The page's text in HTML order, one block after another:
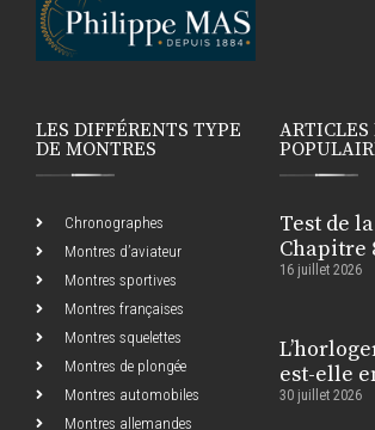
LES DIFFÉRENTS TYPE
DE MONTRES
Chronographes
Montres d’aviateur
Montres sportives
Montres françaises
Montres squelettes
Montres de plongée
Montres automobiles
Montres allemandes
ARTICLES
Test de
Chapitre
16 juillet 2026
est-elle
30 juillet 2026